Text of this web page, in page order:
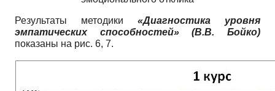
Результаты методики «Диагностика уровня
эмпатических способностей» (В.В. Бойко)
показаны на рис. 6, 7.